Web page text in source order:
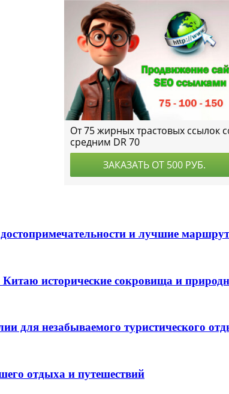
и лучшие
исторические сокровища и
для незабываемого туристического
отдыха и путешествий